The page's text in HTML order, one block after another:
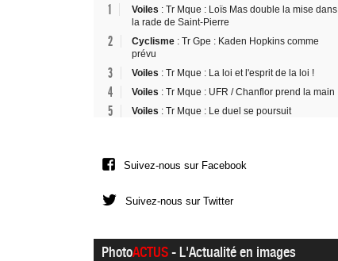
1 Voiles : Tr Mque : Loïs Mas double la mise dans
la rade de Saint-Pierre
2 Cyclisme : Tr Gpe : Kaden Hopkins comme
prévu
3 Voiles : Tr Mque : La loi et l'esprit de la loi !
4 Voiles : Tr Mque : UFR / Chanflor prend la main
5 Voiles : Tr Mque : Le duel se poursuit
Suivez-nous sur Facebook
Suivez-nous sur Twitter
PhotoACTUS- L'Actualité en images